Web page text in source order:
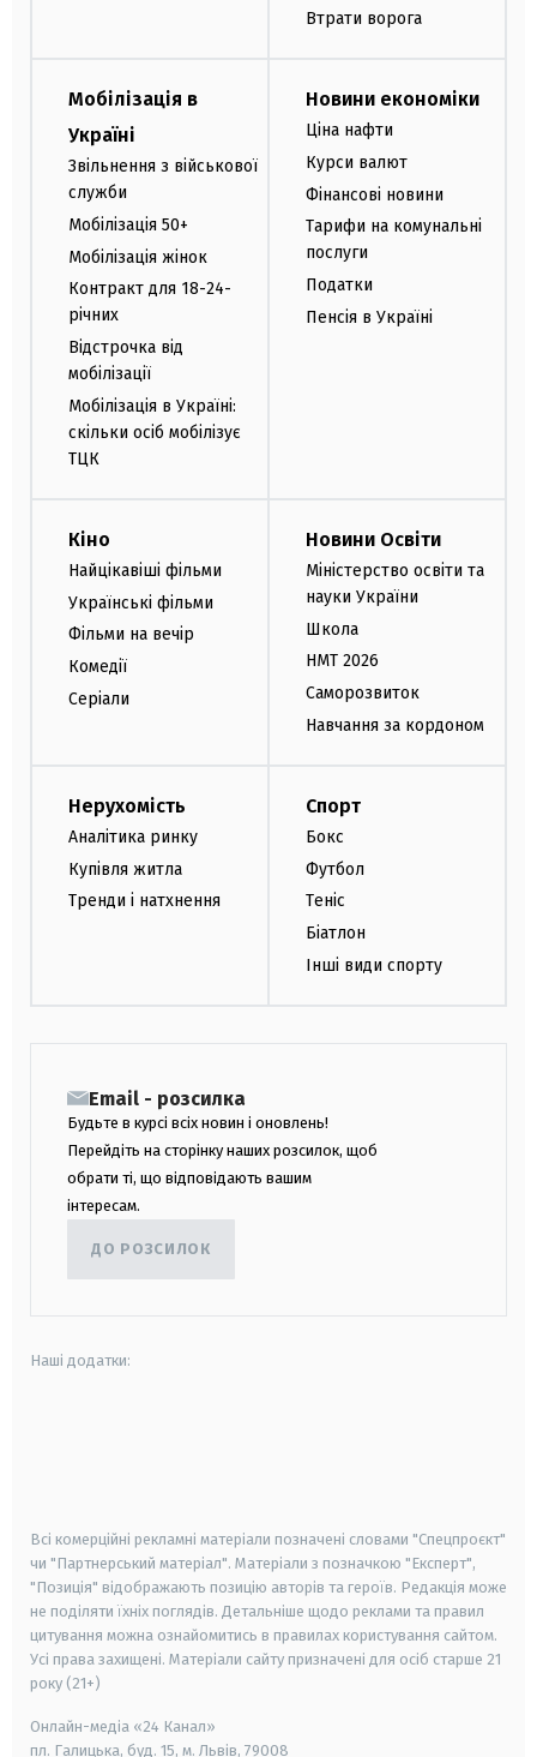
Втрати ворога
Мобілізація в
Україні
Звільнення з військової
служби
Мобілізація 50+
Мобілізація жінок
Контракт для 18-24-
річних
Відстрочка від
мобілізації
Мобілізація в Україні:
скільки осіб мобілізує
ТЦК
Новини економіки
Ціна нафти
Курси валют
Фінансові новини
Тарифи на комунальні
послуги
Податки
Пенсія в Україні
Кіно
Найцікавіші фільми
Українські фільми
Фільми на вечір
Комедії
Серіали
Новини Освіти
Міністерство освіти та
науки України
Школа
НМТ 2026
Саморозвиток
Навчання за кордоном
Нерухомість
Аналітика ринку
Купівля житла
Тренди і натхнення
Спорт
Бокс
Футбол
Теніс
Біатлон
Інші види спорту
Email - розсилка
Будьте в курсі всіх новин і оновлень!
Перейдіть на сторінку наших розсилок, щоб
обрати ті, що відповідають вашим
інтересам.
ДО РОЗСИЛОК
Наші додатки:
Всі комерційні рекламні матеріали позначені словами "Спецпроєкт"
чи "Партнерський матеріал". Матеріали з позначкою "Експерт",
"Позиція" відображають позицію авторів та героїв. Редакція може
не поділяти їхніх поглядів. Детальніше щодо реклами та правил
цитування можна ознайомитись в правилах користування сайтом.
Усі права захищені. Матеріали сайту призначені для осіб старше 21
року (21+)
Онлайн-медіа «24 Канал»
пл. Галицька, буд. 15, м. Львів, 79008